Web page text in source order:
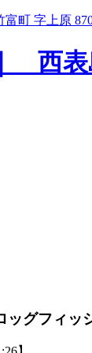
町 字上原
西表
ッグフィッ